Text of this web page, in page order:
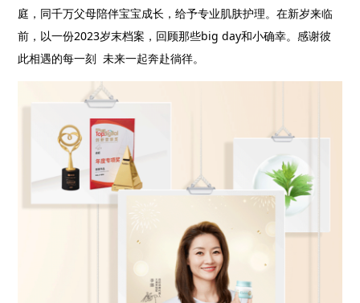
庭，同千万父母陪伴宝宝成长，给予专业肌肤护理。在新岁来临
前，以一份2023岁末档案，回顾那些big day和小确幸。感谢彼
此相遇的每一刻 未来一起奔赴徜徉。